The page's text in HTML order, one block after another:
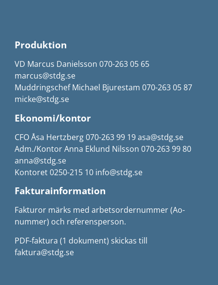
Produktion
VD Marcus Danielsson 070-263 05 65
marcus@stdg.se
Muddringschef Michael Bjurestam 070-263 05 87
micke@stdg.se
Ekonomi/kontor
CFO Åsa Hertzberg 070-263 99 19 asa@stdg.se
Adm./Kontor Anna Eklund Nilsson 070-263 99 80
anna@stdg.se
Kontoret 0250-215 10 info@stdg.se
Fakturainformation
Fakturor märks med arbetsordernummer (Ao-
nummer) och referensperson.
PDF-faktura (1 dokument) skickas till
faktura@stdg.se